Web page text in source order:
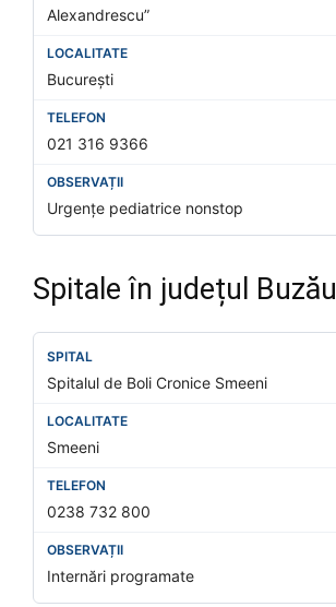
Alexandrescu”
București
021 316 9366
Urgențe pediatrice nonstop
Spitale în județul Buzău
Spitalul de Boli Cronice Smeeni
Smeeni
0238 732 800
Internări programate